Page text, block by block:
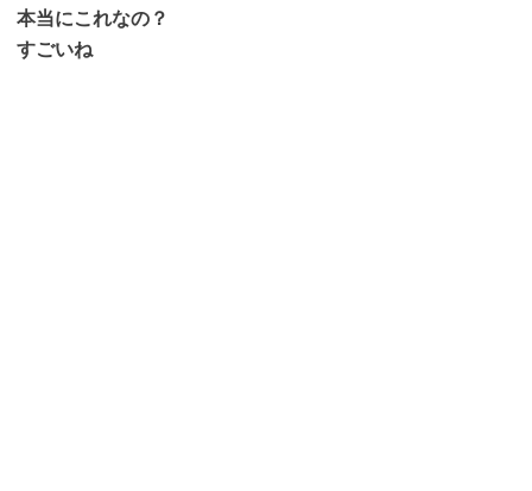
本当にこれなの？
すごいね